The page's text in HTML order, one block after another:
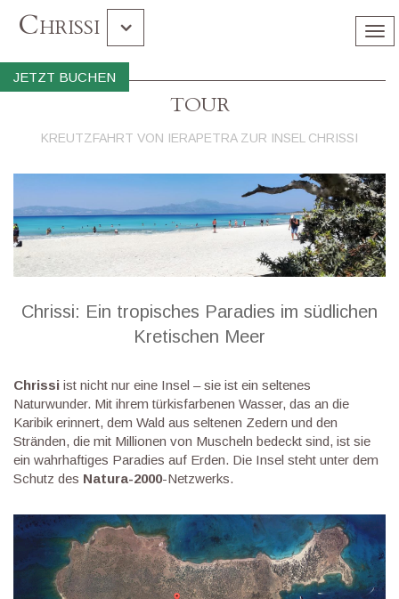
JETZT BUCHEN
Chrissi
Gramvousa Balos
TOUR
KREUTZFAHRT VON IERAPETRA ZUR INSEL CHRISSI
Chrissi: Ein tropisches Paradies im südlichen
Kretischen Meer
Chrissi ist nicht nur eine Insel – sie ist ein seltenes
Naturwunder. Mit ihrem türkisfarbenen Wasser, das an die
Karibik erinnert, dem Wald aus seltenen Zedern und den
Stränden, die mit Millionen von Muscheln bedeckt sind, ist sie
ein wahrhaftiges Paradies auf Erden. Die Insel steht unter dem
Schutz des Natura-2000-Netzwerks.